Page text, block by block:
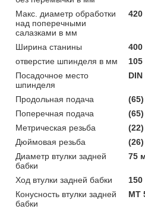
Макс. диаметр обработки
над поперечными
салазками в мм
Ширина станины
отверстие шпинделя в мм
Посадочное место
шпинделя
Продольная подача
Поперечная подача
Метрическая резьба
Дюймовая резьба
Диаметр втулки задней
бабки
75
Ход втулки задней бабки
Конусность втулки задней
бабки
МТ